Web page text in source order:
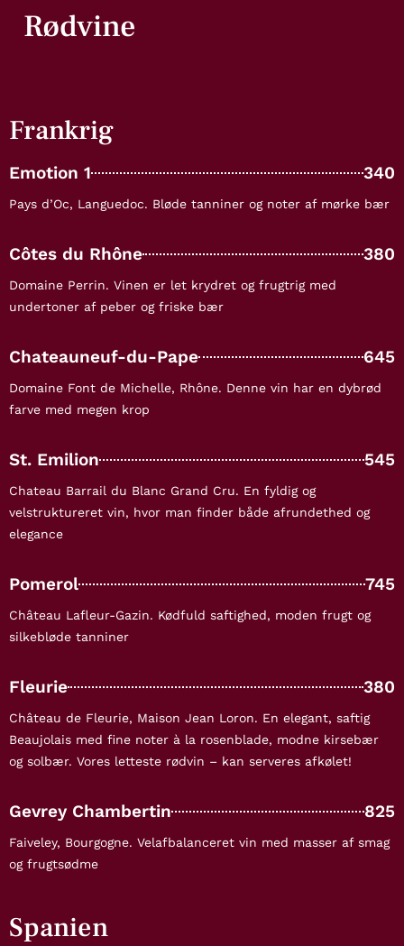
Rødvine
Frankrig
Emotion 1 340
Pays d’Oc, Languedoc. Bløde tanniner og noter af mørke bær
Côtes du Rhône 380
Domaine Perrin. Vinen er let krydret og frugtrig med
undertoner af peber og friske bær
Chateauneuf-du-Pape 645
Domaine Font de Michelle, Rhône. Denne vin har en dybrød
farve med megen krop
St. Emilion 545
Chateau Barrail du Blanc Grand Cru. En fyldig og
velstruktureret vin, hvor man finder både afrundethed og
elegance
Pomerol 745
Château Lafleur-Gazin. Kødfuld saftighed, moden frugt og
silkebløde tanniner
Fleurie 380
Château de Fleurie, Maison Jean Loron. En elegant, saftig
Beaujolais med fine noter à la rosenblade, modne kirsebær
og solbær. Vores letteste rødvin – kan serveres afkølet!
Gevrey Chambertin 825
Faiveley, Bourgogne. Velafbalanceret vin med masser af smag
og frugtsødme
Spanien